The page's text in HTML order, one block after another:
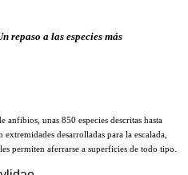
repaso a las especies más
anfibios, unas 850 especies descritas hasta
desarrolladas para la escalada,
permiten aferrarse a superficies de todo tipo.